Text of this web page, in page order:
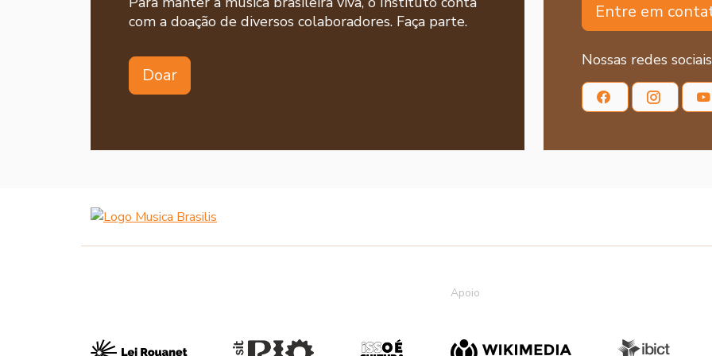
com a doação de diversos colaboradores. Faça parte.
Doar
Entre em
Nossas redes sociais
Apoio